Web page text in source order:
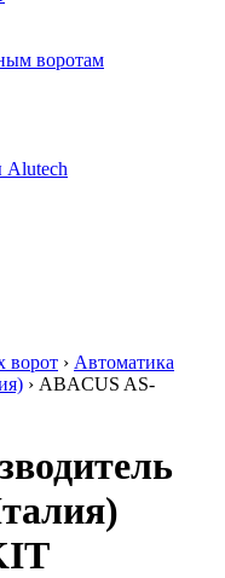
воротам
Alutech
ворот › Автоматика
› ABACUS AS-